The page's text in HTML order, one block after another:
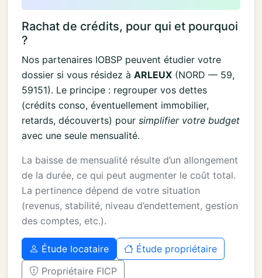
Rachat de crédits, pour qui et pourquoi
?
Nos partenaires IOBSP peuvent étudier votre
dossier si vous résidez à ARLEUX (NORD — 59,
59151). Le principe : regrouper vos dettes
(crédits conso, éventuellement immobilier,
retards, découverts) pour simplifier votre budget
avec une seule mensualité.
La baisse de mensualité résulte d’un allongement
de la durée, ce qui peut augmenter le coût total.
La pertinence dépend de votre situation
(revenus, stabilité, niveau d’endettement, gestion
des comptes, etc.).
Étude locataire
Étude propriétaire
Propriétaire FICP